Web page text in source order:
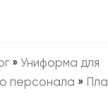
» Униформа для
персонала »